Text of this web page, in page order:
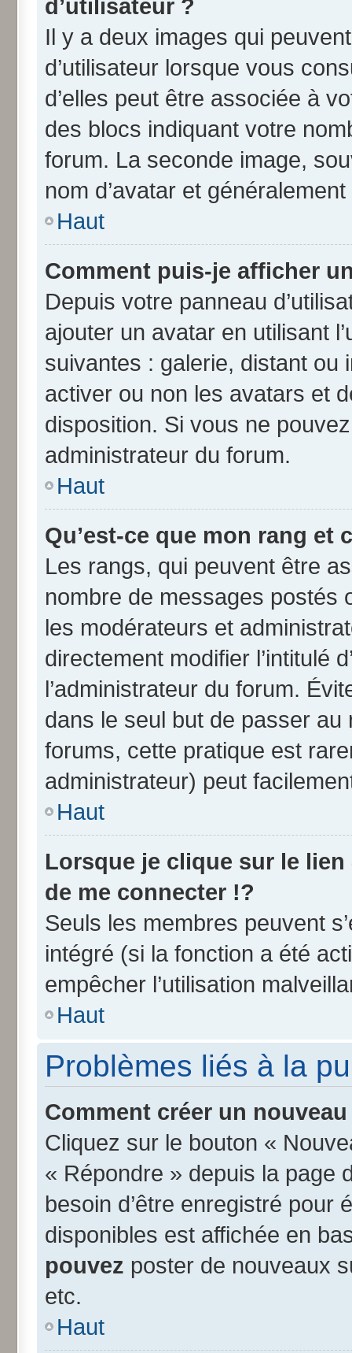
d’utilisateur ?
Il y a deux images qui
d’utilisateur lorsque vous
d’elles peut être associée à
des blocs indiquant votre
forum. La seconde image,
nom d’avatar et
Haut
Comment puis-je afficher
Depuis votre panneau
ajouter un avatar en utilisant
suivantes : galerie, distant ou
activer ou non les avatars et
disposition. Si vous ne
administrateur du forum.
Haut
Qu’est-ce que mon rang et
Les rangs, qui peuvent être
nombre de messages postés
les modérateurs et
directement modifier l’intitulé
l’administrateur du forum.
dans le seul but de passer
forums, cette pratique est
administrateur) peut
Haut
Lorsque je clique sur le lien
de me connecter !?
Seuls les membres peuvent
intégré (si la fonction a été
empêcher l’utilisation
Haut
Problèmes liés à la
Comment créer un
Cliquez sur le bouton «
« Répondre » depuis la page
besoin d’être enregistré pour
disponibles est affichée en
pouvez poster de nouveaux
etc.
Haut